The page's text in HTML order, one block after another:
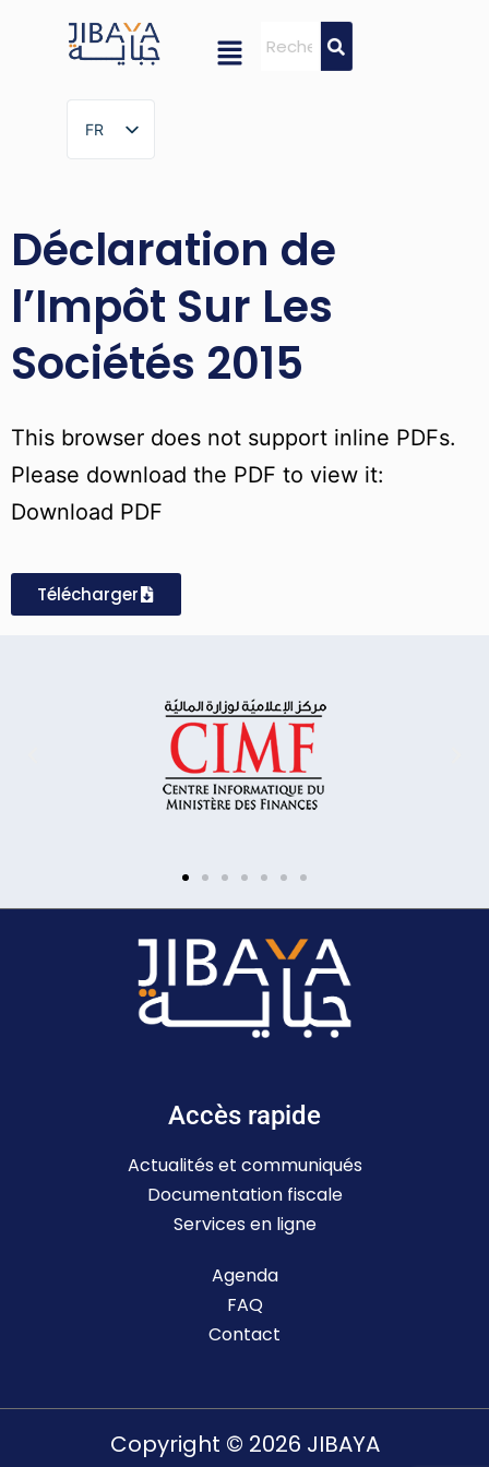
FR
FR
Déclaration de
l’Impôt Sur Les
Sociétés 2015
This browser does not support inline PDFs.
Please download the PDF to view it:
Download PDF
Télécharger
Accès rapide
Actualités et communiqués
Documentation fiscale
Services en ligne
Agenda
FAQ
Contact
Copyright © 2026 JIBAYA